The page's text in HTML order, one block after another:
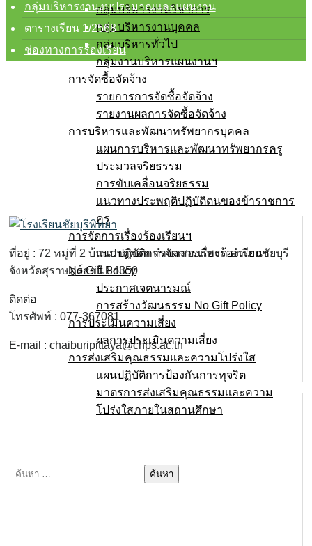
กลุ่มบริหารงานวิชาการ
กลุ่มบริหารงานบุคคล
กลุ่มบริหารทั่วไป
กลุ่มงานบริหารแผนงานฯ
การจัดซื้อจัดจ้าง
รายการการจัดซื้อจัดจ้าง
รายงานผลการจัดซื้อจัดจ้าง
การบริหารและพัฒนาทรัพยากรบุคคล
แผนการบริหารและพัฒนาทรัพยากรครู
ประมวลจริยธรรม
การขับเคลื่อนจริยธรรม
แนวทางประพฤติปฏิบัติตนของข้าราชการ
ครู
การจัดการเรื่องร้องเรียนฯ
แนวปฏิบัติการจัดการเรื่องร้องเรียนฯ
No Gift Policy
ประกาศเจตนารมณ์
การสร้างวัฒนธรรม No Gift Policy
การประเมินความเสี่ยง
ผลการประเมินความเสี่ยง
การส่งเสริมคุณธรรมและความโปร่งใส
แผนปฏิบัติการป้องกันการทุจริต
มาตรการส่งเสริมคุณธรรมเเละความ
โปร่งใสภายในสถานศึกษา
ค้นหา
กลุ่มบริหารงานงบประมาณและแผนงาน
ตารางเรียน 1/2568
ช่องทางการร้องเรียน
ที่อยู่ : 72 หมู่ที่ 2 บ้านปากศอก ตำบลสองแพรก อำเภอชัยบุรี
จังหวัดสุราษฎร์ธานี 84350
ติดต่อ
โทรศัพท์ : 077-367081
E-mail : chaiburipittaya@chps.ac.th